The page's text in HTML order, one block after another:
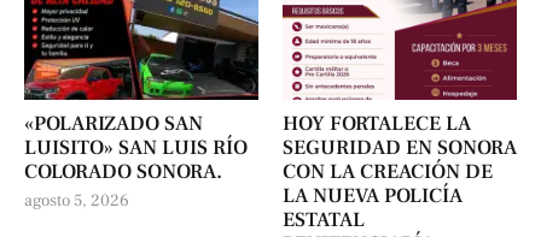
«POLARIZADO SAN
LUISITO» SAN LUIS RÍO
COLORADO SONORA.
agosto 5, 2026
HOY FORTALECE LA
SEGURIDAD EN SONORA
CON LA CREACIÓN DE
LA NUEVA POLICÍA
ESTATAL